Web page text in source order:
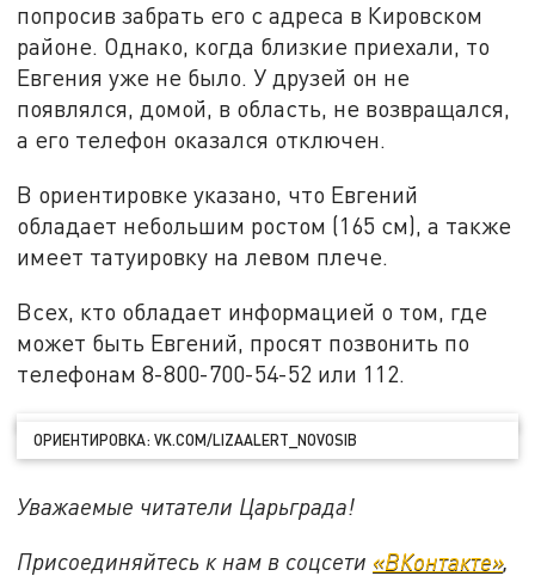
попросив забрать его с адреса в Кировском
районе. Однако, когда близкие приехали, то
Евгения уже не было. У друзей он не
появлялся, домой, в область, не возвращался,
а его телефон оказался отключен.
В ориентировке указано, что Евгений
обладает небольшим ростом (165 см), а также
имеет татуировку на левом плече.
Всех, кто обладает информацией о том, где
может быть Евгений, просят позвонить по
телефонам 8-800-700-54-52 или 112.
ОРИЕНТИРОВКА: VK.COM/LIZAALERT_NOVOSIB
Уважаемые читатели Царьграда!
Присоединяйтесь к нам в соцсети «ВКонтакте»,